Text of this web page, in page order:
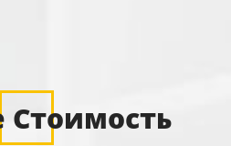
Стоимость